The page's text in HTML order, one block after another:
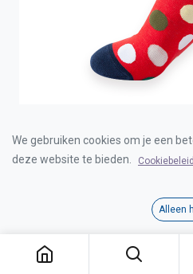
Interne referentie: 00030222
We gebruiken cookies om je een
deze website te bieden.
Cookiebeleid
Alleen